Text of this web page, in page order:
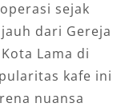
sejak
dari Gereja
Lama di
kafe ini
nuansa